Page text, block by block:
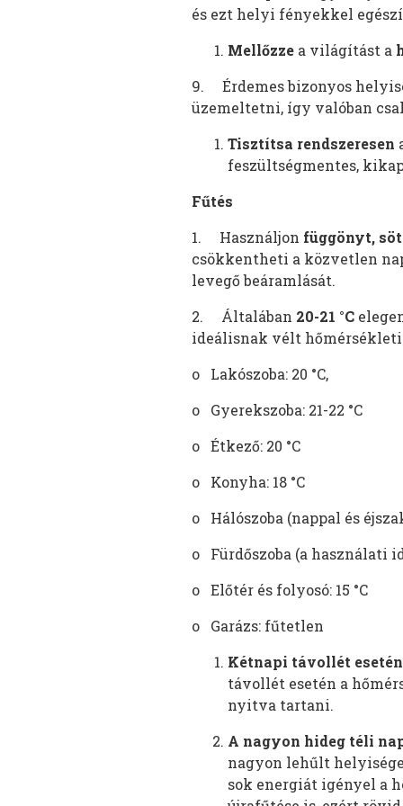
és ezt helyi fényekkel
Mellőzze a világítást a
9. Érdemes bizonyos
üzemeltetni, így valóban
Tisztítsa rendszeresen
feszültségmentes,
Fűtés
1. Használjon függönyt,
csökkentheti a közvetlen
levegő beáramlását.
2. Általában 20-21 °C
ideálisnak vélt
o Lakószoba: 20 °C,
o Gyerekszoba: 21-22 °C
o Étkező: 20 °C
o Konyha: 18 °C
o Hálószoba (nappal és
o Fürdőszoba (a használati
o Előtér és folyosó: 15 °C
o Garázs: fűtetlen
Kétnapi távollét esetén
távollét esetén a
nyitva tartani.
A nagyon hideg téli
nagyon lehűlt
sok energiát igényel a